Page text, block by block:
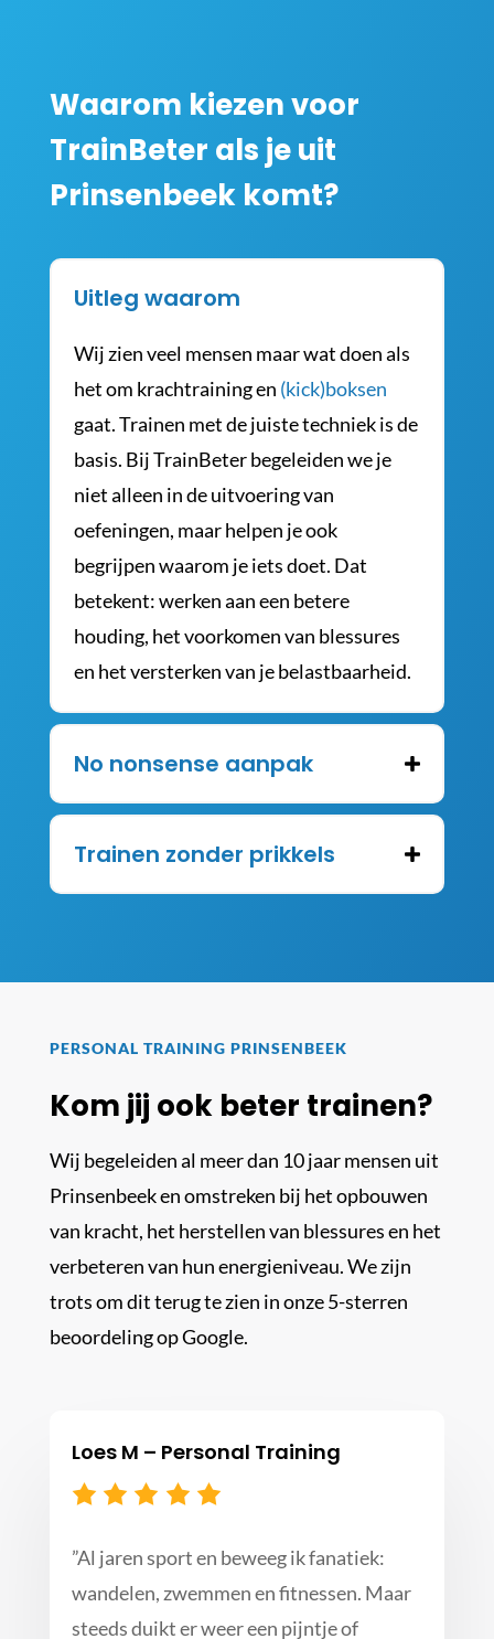
Waarom kiezen voor
TrainBeter als je uit
Prinsenbeek komt?
Uitleg waarom
Wij zien veel mensen maar wat doen als
het om krachtraining en (kick)boksen
gaat. Trainen met de juiste techniek is de
basis. Bij TrainBeter begeleiden we je
niet alleen in de uitvoering van
oefeningen, maar helpen je ook
begrijpen waarom je iets doet. Dat
betekent: werken aan een betere
houding, het voorkomen van blessures
en het versterken van je belastbaarheid.
No nonsense aanpak
Trainen zonder prikkels
PERSONAL TRAINING PRINSENBEEK
Kom jij ook beter trainen?
Wij begeleiden al meer dan 10 jaar mensen uit
Prinsenbeek en omstreken bij het opbouwen
van kracht, het herstellen van blessures en het
verbeteren van hun energieniveau. We zijn
trots om dit terug te zien in onze 5-sterren
beoordeling op Google.
Loes M – Personal Training
”Al jaren sport en beweeg ik fanatiek:
wandelen, zwemmen en fitnessen. Maar
steeds duikt er weer een pijntje of